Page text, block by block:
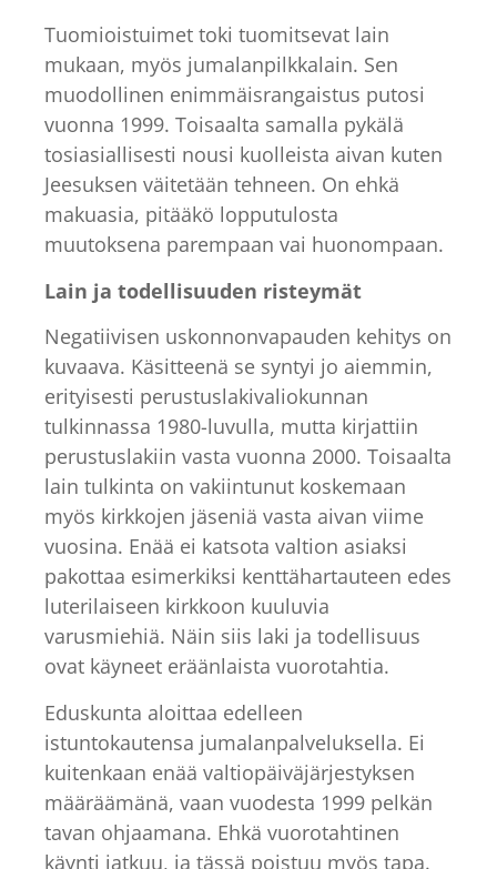
Tuomioistuimet toki tuomitsevat lain
mukaan, myös jumalanpilkkalain. Sen
muodollinen enimmäisrangaistus putosi
vuonna 1999. Toisaalta samalla pykälä
tosiasiallisesti nousi kuolleista aivan kuten
Jeesuksen väitetään tehneen. On ehkä
makuasia, pitääkö lopputulosta
muutoksena parempaan vai huonompaan.
Lain ja todellisuuden risteymät
Negatiivisen uskonnonvapauden kehitys on
kuvaava. Käsitteenä se syntyi jo aiemmin,
erityisesti perustuslakivaliokunnan
tulkinnassa 1980-luvulla, mutta kirjattiin
perustuslakiin vasta vuonna 2000. Toisaalta
lain tulkinta on vakiintunut koskemaan
myös kirkkojen jäseniä vasta aivan viime
vuosina. Enää ei katsota valtion asiaksi
pakottaa esimerkiksi kenttähartauteen edes
luterilaiseen kirkkoon kuuluvia
varusmiehiä. Näin siis laki ja todellisuus
ovat käyneet eräänlaista vuorotahtia.
Eduskunta aloittaa edelleen
istuntokautensa jumalanpalveluksella. Ei
kuitenkaan enää valtiopäiväjärjestyksen
määräämänä, vaan vuodesta 1999 pelkän
tavan ohjaamana. Ehkä vuorotahtinen
käynti jatkuu, ja tässä poistuu myös tapa.